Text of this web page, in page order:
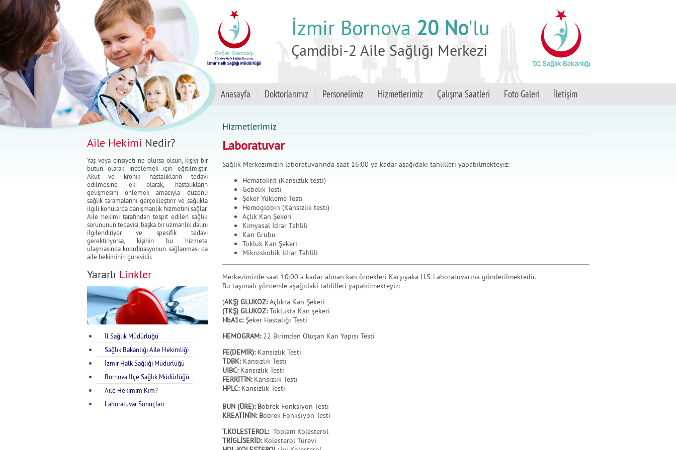
İzmir Bornova 20 No'lu
Çamdibi-2 Aile Sağlığı Merkezi
Anasayfa Doktorlarımız Personelimiz Hizmetlerimiz Çalışma Saatleri Foto Galeri İletişim
Aile Hekimi Nedir?
Yaş veya cinsiyeti ne olursa olsun, kişiyi bir
bütün olarak incelemek için eğitilmiştir.
Akut ve kronik hastalıkların tedavi
edilmesine ek olarak, hastalıkların
gelişmesini önlemek amacıyla düzenli
sağlık taramalarını gerçekleştirir ve sağlıkla
ilgili konularda danışmanlık hizmetini sağlar.
Aile hekimi tarafından tespit edilen sağlık
sorununun tedavisi, başka bir uzmanlık dalını
ilgilendiriyor ve spesifik tedavi
gerektiriyorsa, kişinin bu hizmete
ulaşmasında koordinasyonun sağlanması da
aile hekiminin görevidir.
Yararlı Linkler
İl Sağlık Müdürlüğü
Sağlık Bakanlığı Aile Hekimliği
İzmir Halk Sağlığı Müdürlüğü
Bornova İlçe Sağlık Müdürlüğü
Aile Hekimim Kim?
Laboratuvar Sonuçları
Hizmetlerimiz
Laboratuvar
Sağlık Merkezimizin laboratuvarında saat 16:00 ya kadar aşağıdaki tahlilleri yapabilmekteyiz:
Hematokrit (Kansızlık testi)
Gebelik Testi
Şeker Yükleme Testi
Hemoglobin (Kansızlık testi)
Açlık Kan Şekeri
Kimyasal İdrar Tahlili
Kan Grubu
Tokluk Kan Şekeri
Mikroskobik İdrar Tahlili
Merkezimizde saat 10:00 a kadar alınan kan örnekleri Karşıyaka H.S. Laboratuvarına gönderilmektedir.
Bu taşımalı yöntemle aşağıdaki tahlilleri yapabilmekteyiz:
(AKŞ) GLUKOZ:Açlıkta Kan Şekeri
(TKŞ) GLUKOZ:Toklukta Kan şekeri
HbA1c:Şeker Hastalığı Testi
HEMOGRAM: 22 Birimden Oluşan Kan Yapısı Testi
FE(DEMİR): Kansızlık Testi
TDBK: Kansızlık Testi
UIBC: Kansızlık Testi
FERRİTİN: Kansızlık Testi
HPLC: Kansızlık Testi
BUN (ÜRE): Böbrek Fonksiyon Testi
KREATİNİN: Böbrek Fonksiyon Testi
T.KOLESTEROL: Toplam Kolesterol
TRİGLİSERİD: Kolesterol Türevi